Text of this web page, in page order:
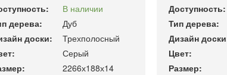
В наличии
дерева:
Дуб
доски:
Трехполосный
Серый
2266х188х14
Доступность:
Тип дерева:
Дизайн
Цвет:
Размер: